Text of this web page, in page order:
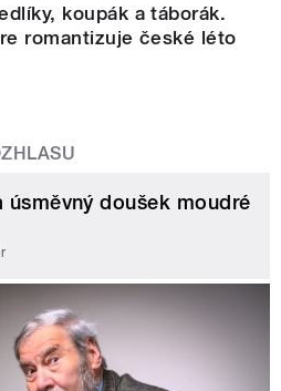
koupák a táborák.
romantizuje české léto
úsměvný doušek moudré